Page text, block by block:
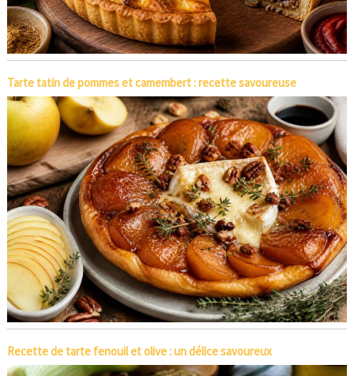
Tarte tatin de pommes et camembert : recette savoureuse
Recette de tarte fenouil et olive : un délice savoureux